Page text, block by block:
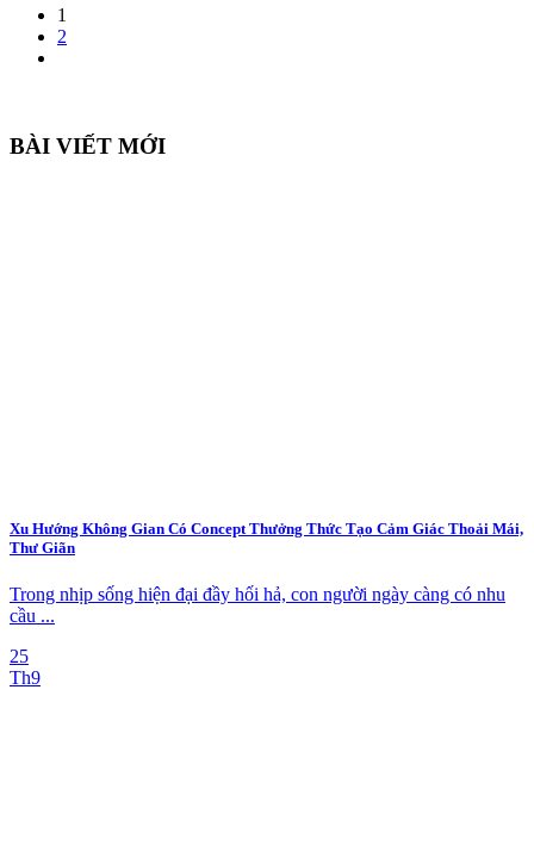
1
2
BÀI VIẾT MỚI
Xu Hướng Không Gian Có Concept Thưởng Thức Tạo Cảm Giác Thoải Mái,
Thư Giãn
Trong nhịp sống hiện đại đầy hối hả, con người ngày càng có nhu
cầu ...
25
Th9